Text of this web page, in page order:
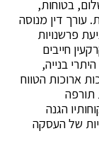
בטוחות,
עורך דין מנוסה
פרשנויות
חייבים
בנייה,
ארוכות הטווח
תורפה
הגנה
של העסקה